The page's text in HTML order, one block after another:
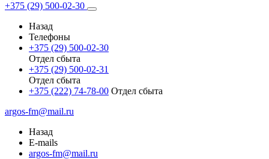
+375 (29) 500-02-30
Назад
Телефоны
+375 (29) 500-02-30
Отдел сбыта
+375 (29) 500-02-31
Отдел сбыта
+375 (222) 74-78-00 Отдел сбыта
argos-fm@mail.ru
Назад
E-mails
argos-fm@mail.ru